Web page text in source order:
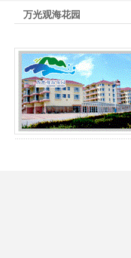
万光观海花园